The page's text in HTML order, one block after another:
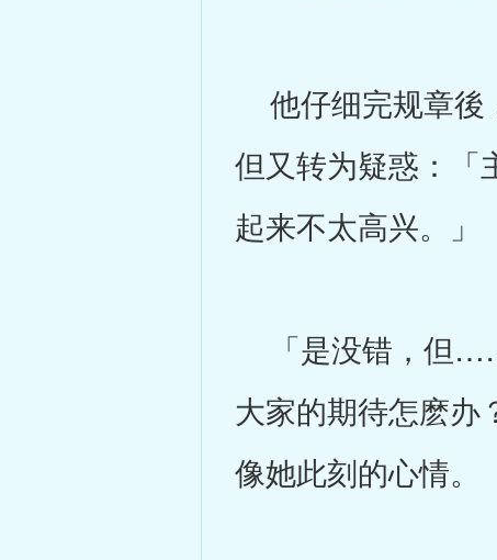
他仔细完规章後
但又转为疑惑：「
起来不太高兴。」
「是没错，但
大家的期待怎麽办
像她此刻的心情。